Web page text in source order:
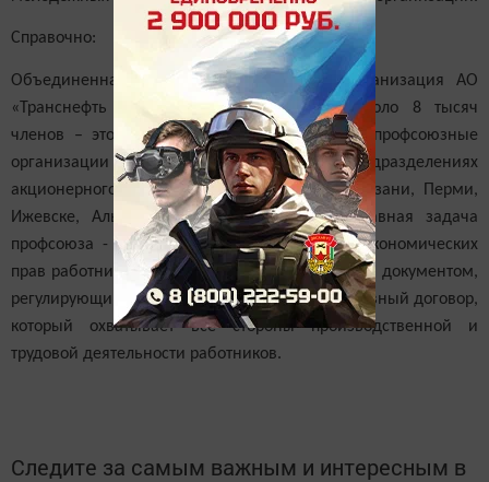
Справочно:
Объединенная первичная профсоюзная организация АО
«Транснефть — Прикамье» насчитывает около 8 тысяч
членов – это 100% сотрудников. Первичные профсоюзные
организации созданы во всех структурных подразделениях
акционерного общества, расположенных в Казани, Перми,
Ижевске, Альметьевске и Лениногорске. Главная задача
профсоюза - защита трудовых и социально-экономических
прав работников и членов их семей. Основным документом,
регулирующим эти вопросы, является коллективный договор,
который охватывает все стороны производственной и
трудовой деятельности работников.
Следите за самым важным и интересным в